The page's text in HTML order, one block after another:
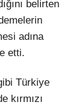
belirten
adına
etti.
Türkiye
kırmızı